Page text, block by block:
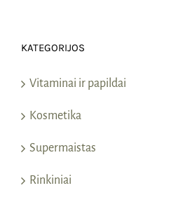
KATEGORIJOS
Vitaminai ir papildai
Kosmetika
Supermaistas
Rinkiniai